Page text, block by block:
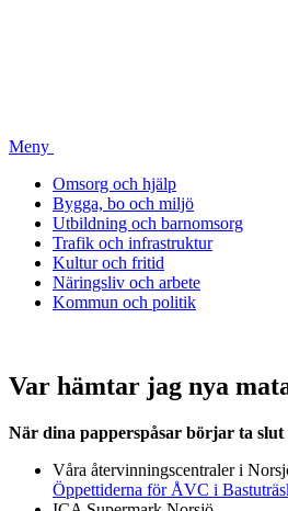
Meny
Omsorg och hjälp
Bygga, bo och miljö
Utbildning och barnomsorg
Trafik och infrastruktur
Kultur och fritid
Näringsliv och arbete
Kommun och politik
Var hämtar jag nya
När dina papperspåsar börjar ta slut
Våra återvinningscentraler i
Öppettiderna för ÅVC i